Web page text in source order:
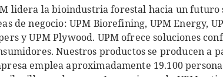
lidera la bioindustria forestal hacia un futuro
de negocio: UPM Biorefining, UPM Energy,
y UPM Plywood. UPM ofrece soluciones
Nuestros productos se producen
emplea aproximadamente 19.100